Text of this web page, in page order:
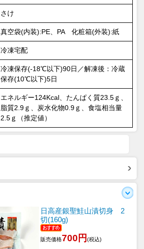
さけ
真空袋(内装):PE、PA 化粧箱(外装):紙
冷凍宅配
冷凍保存(-18℃以下)90日／解凍後：冷蔵
保存(10℃以下)5日
エネルギー124Kcal、たんぱく質23.5ｇ、
脂質2.9ｇ、炭水化物0.9ｇ、食塩相当量
2.5ｇ（推定値）
日高産銀聖鮭山漬切身 2
切(160g)
販売価格700円(税込)